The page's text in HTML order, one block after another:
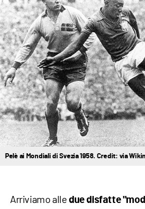
Pelè ai Mondiali di Svezia 1958. Credit: via
Arriviamo alle due disfatte